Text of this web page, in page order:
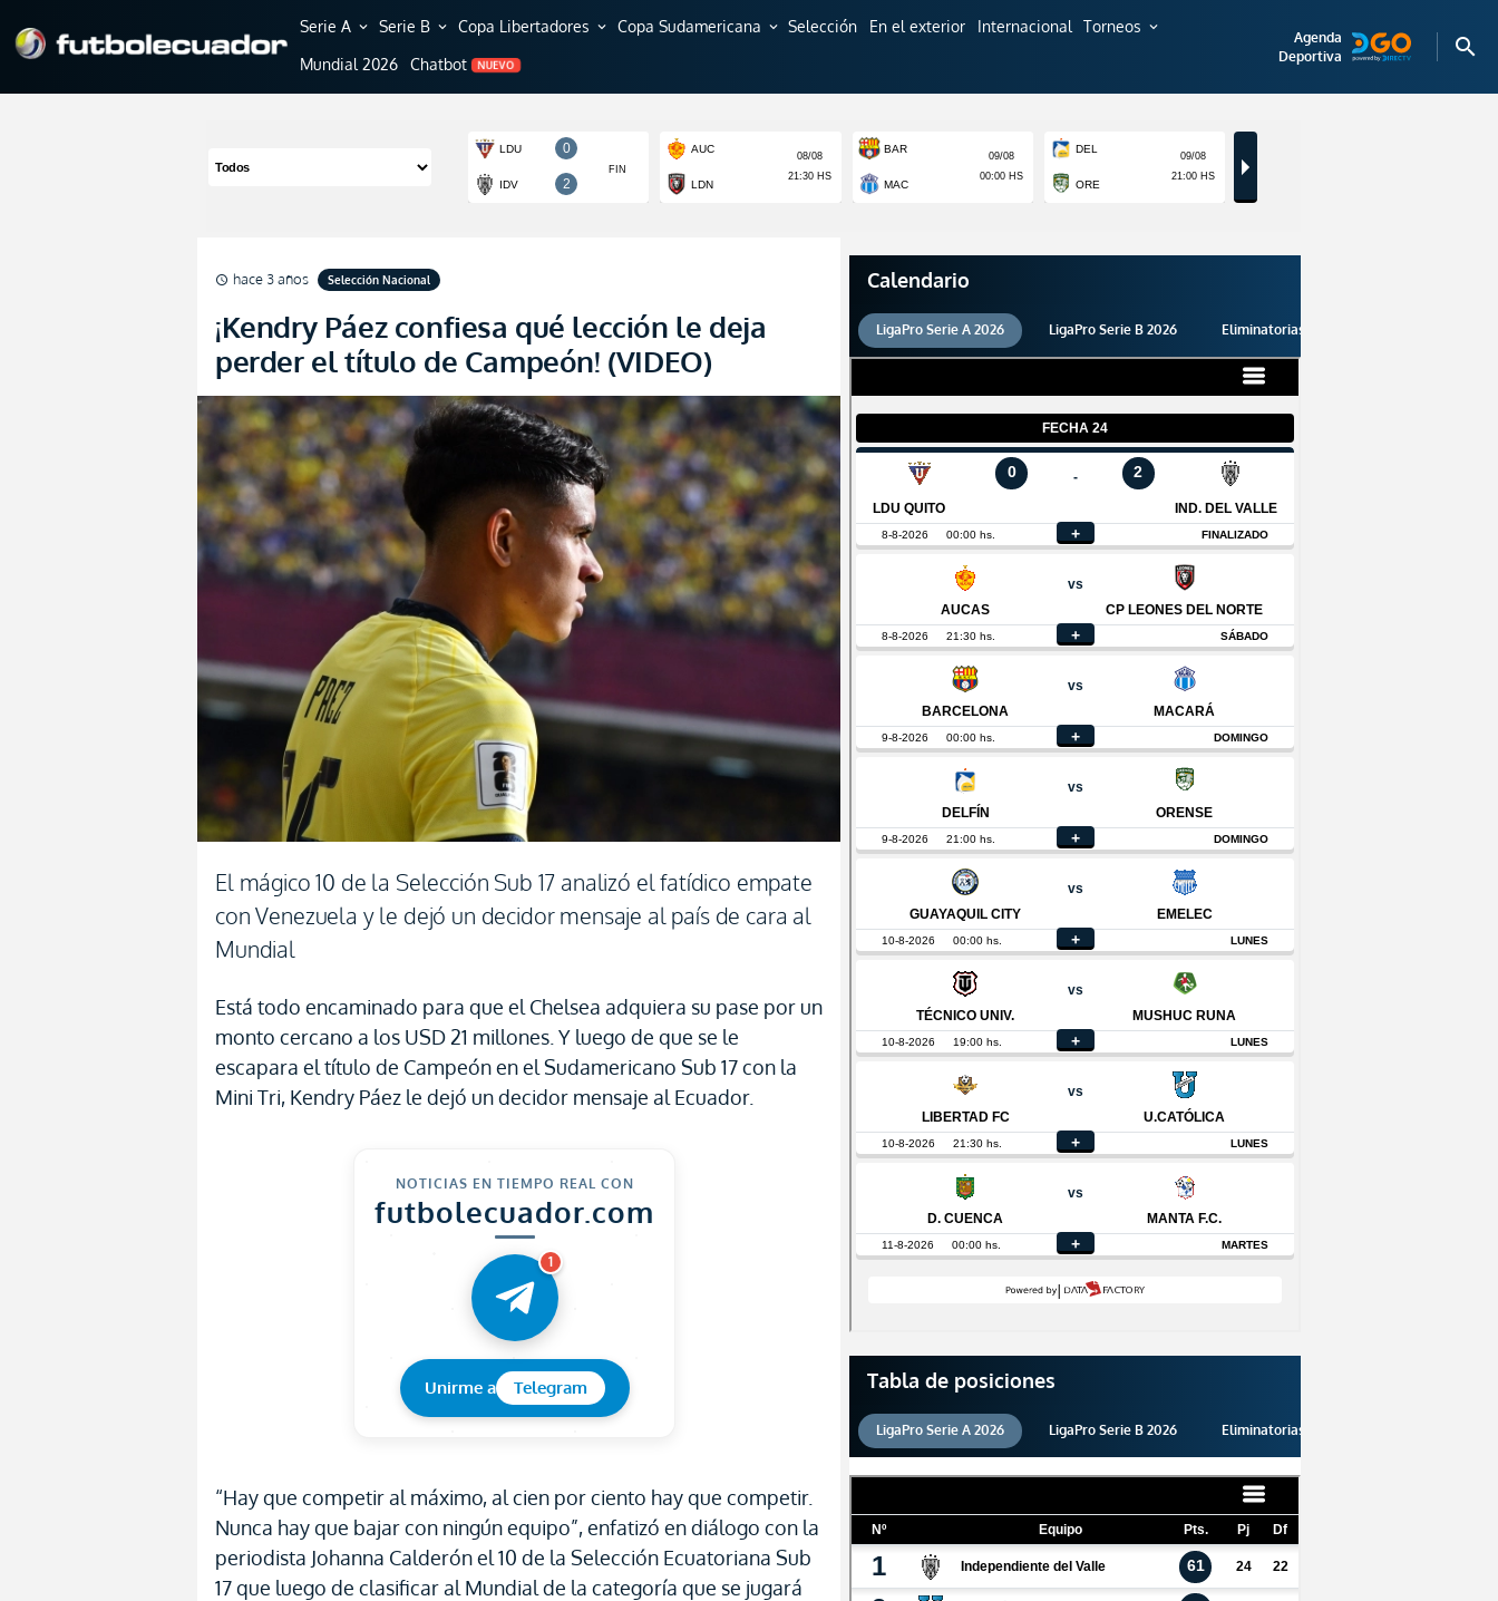
Serie A expand_more Serie B expand_more Copa Libertadores expand_more Copa Sudamericana expand_more Selección En el exterior Internacional Torneos expand_more
Mundial 2026 Chatbot NUEVO
Agenda
Deportiva
search
schedule hace 3 años Selección Nacional
¡Kendry Páez confiesa qué lección le deja
perder el título de Campeón! (VIDEO)
El mágico 10 de la Selección Sub 17 analizó el fatídico empate
con Venezuela y le dejó un decidor mensaje al país de cara al
Mundial
Está todo encaminado para que el Chelsea adquiera su pase por un
monto cercano a los USD 21 millones. Y luego de que se le
escapara el título de Campeón en el Sudamericano Sub 17 con la
Mini Tri, Kendry Páez le dejó un decidor mensaje al Ecuador.
NOTICIAS EN TIEMPO REAL CON
futbolecuador.com
1
Unirme a Telegram
“Hay que competir al máximo, al cien por ciento hay que competir.
Nunca hay que bajar con ningún equipo”, enfatizó en diálogo con la
periodista Johanna Calderón el 10 de la Selección Ecuatoriana Sub
17 que luego de clasificar al Mundial de la categoría que se jugará
Calendario
LigaPro Serie A 2026 LigaPro Serie B 2026 Eliminatorias 2026
Tabla de posiciones
LigaPro Serie A 2026 LigaPro Serie B 2026 Eliminatorias 2026